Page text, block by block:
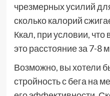
чрезмерных усилий
сколько калорий
Ккал, при условии,
это расстояние за 7-8
Возможно, вы хотели
стройность с бега на